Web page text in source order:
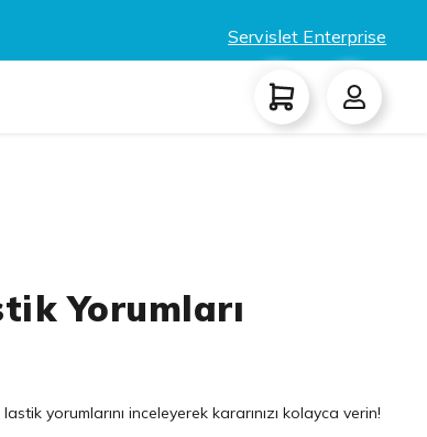
Servislet Enterprise
Yorumları
yorumlarını inceleyerek kararınızı kolayca verin!